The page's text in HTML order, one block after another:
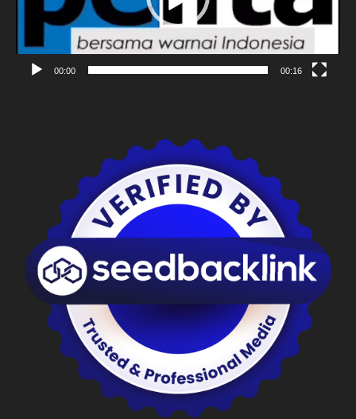
00:00 00:16